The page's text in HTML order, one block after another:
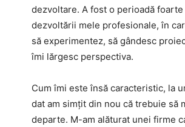
dezvoltare. A fost o perioadă
dezvoltării mele profesionale, în
să experimentez, să gândesc
îmi lărgesc perspectiva.
Cum îmi este însă caracteristic, la
dat am simțit din nou că trebuie să
departe. M-am alăturat unei firme